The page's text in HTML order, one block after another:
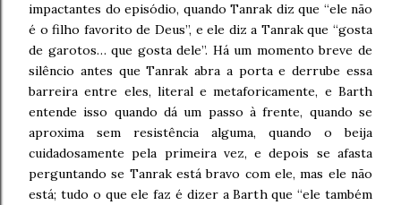
impactantes do episódio, quando Tanrak diz que “ele não
é o filho favorito de Deus”, e ele diz a Tanrak que “gosta
de garotos… que gosta dele”. Há um momento breve de
silêncio antes que Tanrak abra a porta e derrube essa
barreira entre eles, literal e metaforicamente, e Barth
entende isso quando dá um passo à frente, quando se
aproxima sem resistência alguma, quando o beija
cuidadosamente pela primeira vez, e depois se afasta
perguntando se Tanrak está bravo com ele, mas ele não
está; tudo o que ele faz é dizer a Barth que “ele também